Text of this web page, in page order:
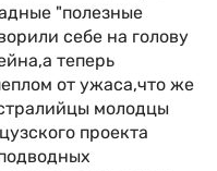
"полезные
себе на голову
теперь
от ужаса,что же
молодцы
проекта